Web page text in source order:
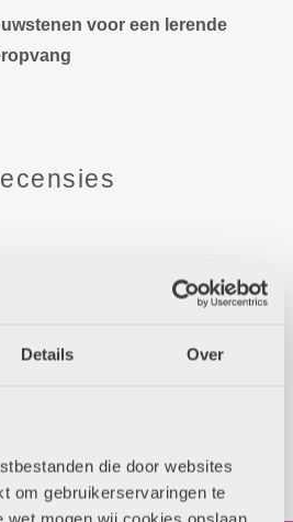
Details Over
die door websites
om gebruikerservaringen te
voor een lerende
in een kleuterwereld
in de klas
afstemmen op
kind